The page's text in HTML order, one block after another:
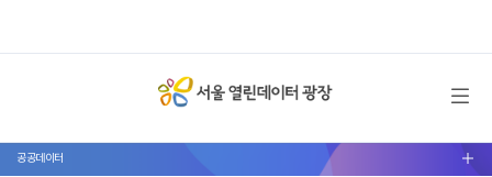
메뉴 열기
공공데이터 서브메뉴 열기